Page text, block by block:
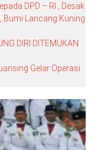
DPD – RI , Desak
Bumi Lancang Kuning
DIRI DITEMUKAN
Gelar Operasi